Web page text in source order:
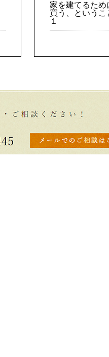
家を建てるため
買う、という
１